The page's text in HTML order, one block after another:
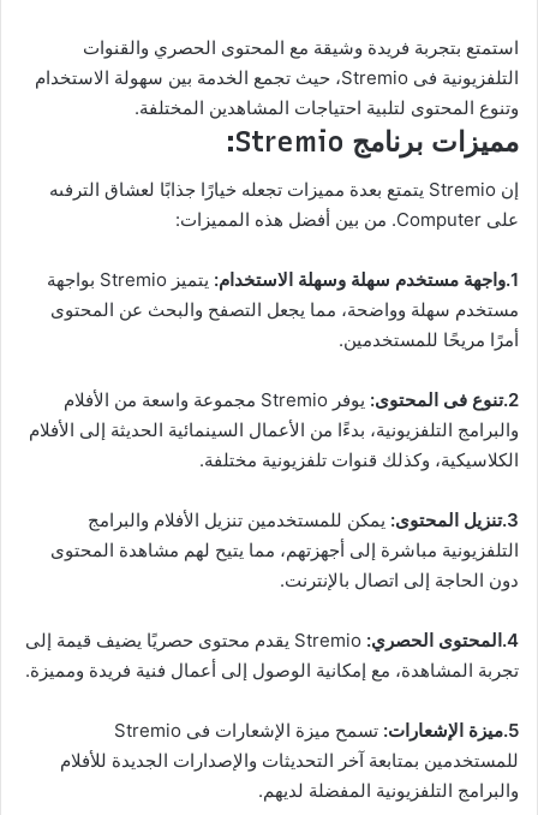
استمتع بتجربة فريدة وشيقة مع المحتوى الحصري والقنوات
التلفزيونية فى Stremio، حيث تجمع الخدمة بين سهولة الاستخدام
وتنوع المحتوى لتلبية احتياجات المشاهدين المختلفة.
مميزات برنامج Stremio:
إن Stremio يتمتع بعدة مميزات تجعله خيارًا جذابًا لعشاق الترفىه
على Computer. من بين أفضل هذه المميزات:
1.واجهة مستخدم سهلة وسهلة الاستخدام:
يتميز Stremio بواجهة
مستخدم سهلة وواضحة، مما يجعل التصفح والبحث عن المحتوى
أمرًا مريحًا للمستخدمين.
2.تنوع فى المحتوى:
يوفر Stremio مجموعة واسعة من الأفلام
والبرامج التلفزيونية، بدءًا من الأعمال السينمائية الحديثة إلى الأفلام
الكلاسيكية، وكذلك قنوات تلفزيونية مختلفة.
3.تنزيل المحتوى:
يمكن للمستخدمين تنزيل الأفلام والبرامج
التلفزيونية مباشرة إلى أجهزتهم، مما يتيح لهم مشاهدة المحتوى
دون الحاجة إلى اتصال بالإنترنت.
4.المحتوى الحصري:
Stremio يقدم محتوى حصريًا يضيف قيمة إلى
تجربة المشاهدة، مع إمكانية الوصول إلى أعمال فنية فريدة ومميزة.
5.ميزة الإشعارات:
تسمح ميزة الإشعارات فى Stremio
للمستخدمين بمتابعة آخر التحديثات والإصدارات الجديدة للأفلام
والبرامج التلفزيونية المفضلة لديهم.